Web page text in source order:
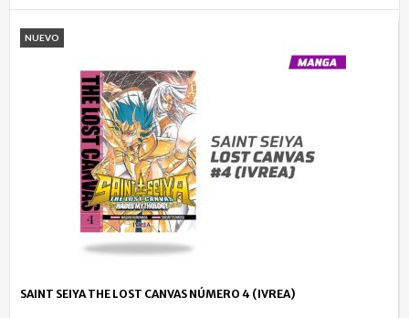
NUEVO
SAINT SEIYA THE LOST CANVAS NÚMERO 4 (IVREA)